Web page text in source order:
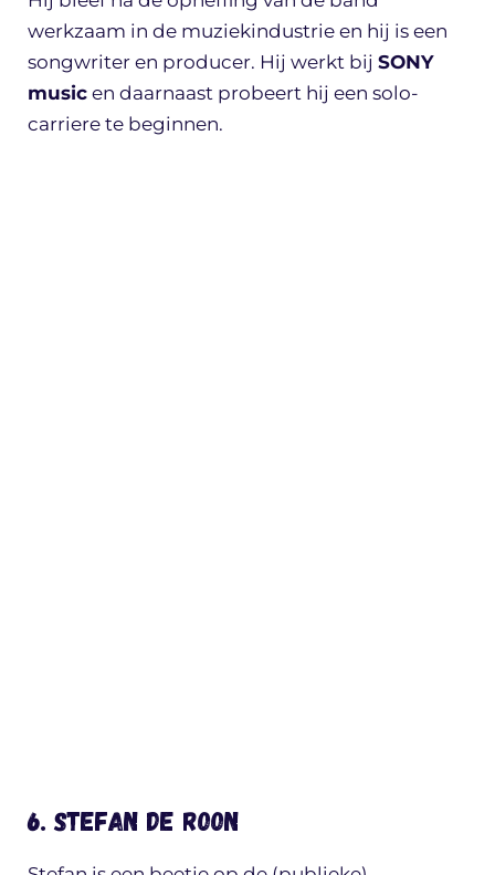
werkzaam in de muziekindustrie en hij is een
songwriter en producer. Hij werkt bij SONY
music en daarnaast probeert hij een solo-
carriere te beginnen.
6. Stefan de Roon